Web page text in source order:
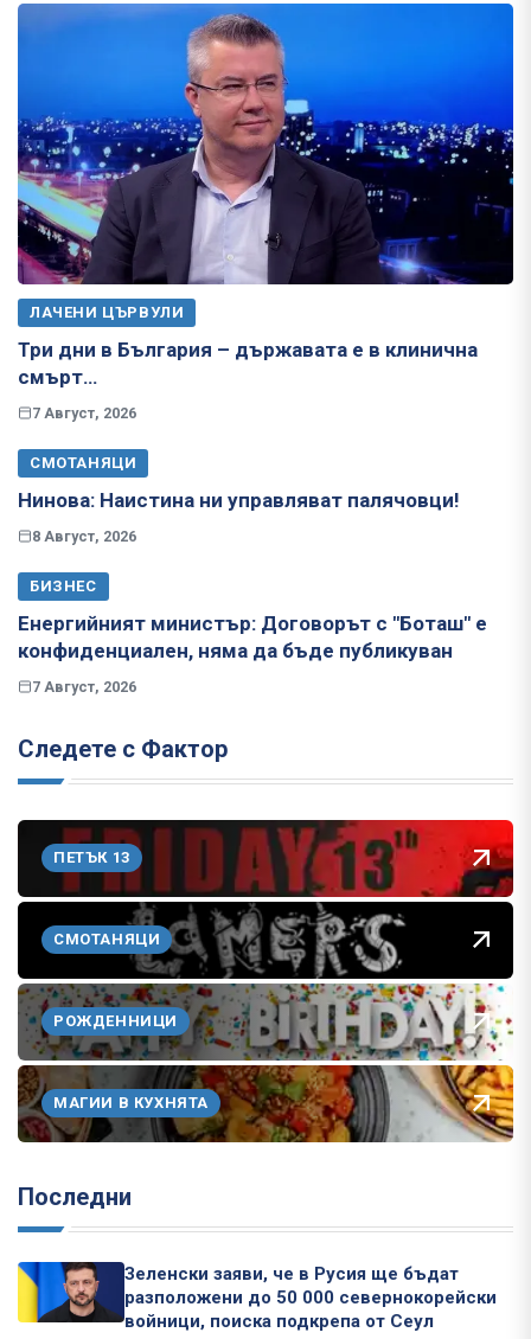
ЛАЧЕНИ ЦЪРВУЛИ
Три дни в България – държавата е в клинична
смърт…
7 Август, 2026
СМОТАНЯЦИ
Нинова: Наистина ни управляват палячовци!
8 Август, 2026
БИЗНЕС
Енергийният министър: Договорът с "Боташ" е
конфиденциален, няма да бъде публикуван
7 Август, 2026
Следете с Фактор
ПЕТЪК 13
СМОТАНЯЦИ
РОЖДЕННИЦИ
МАГИИ В КУХНЯТА
Последни
Зеленски заяви, че в Русия ще бъдат
разположени до 50 000 севернокорейски
войници, поиска подкрепа от Сеул